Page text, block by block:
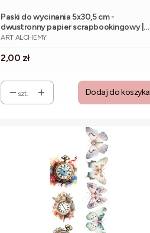
Paski do wycinania 5x30,5 cm -
dwustronny papier scrapbookingowy |
Alchemy of Art
PRODUCENT
ART ALCHEMY
Cena
2,00 zł
szt. Dodaj do koszyka